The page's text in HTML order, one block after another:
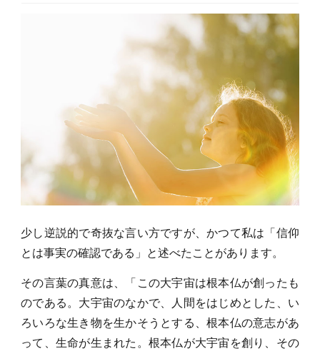
少し逆説的で奇抜な言い方ですが、かつて私は「信仰
とは事実の確認である」と述べたことがあります。
その言葉の真意は、「この大宇宙は根本仏が創ったも
のである。大宇宙のなかで、人間をはじめとした、い
ろいろな生き物を生かそうとする、根本仏の意志があ
って、生命が生まれた。根本仏が大宇宙を創り、その